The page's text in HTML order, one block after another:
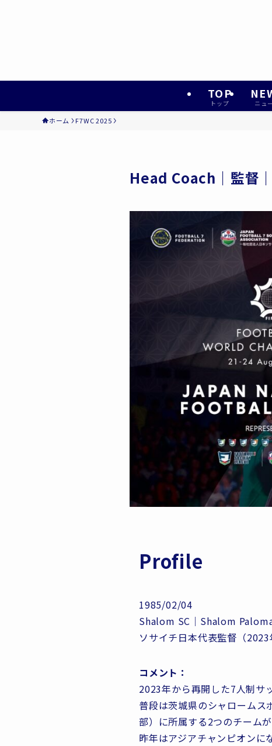
TOP
トップ ニュ
ホーム F7WC 2025
Head Coach｜監督
Profile
1985/02/04
Shalom SC｜Shalom
ソサイチ日本代表監督（2023
コメント：
2023年から再開した7人制サ
普段は茨城県のシャロームス
部）に所属する2つのチームが
昨年はアジアチャンピオンに